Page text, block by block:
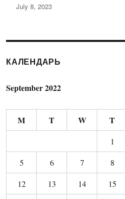
July 8, 2023
КАЛЕНДАРЬ
September 2022
M T W T
1
5
6 7 8
12
13 14 15